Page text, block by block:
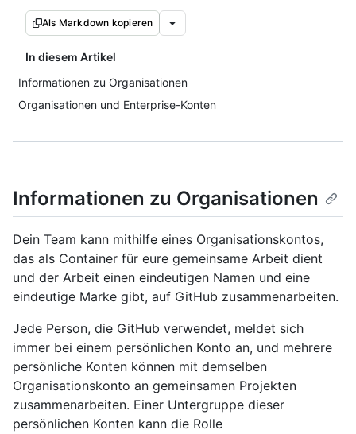
Als Markdown kopieren
In diesem Artikel
Informationen zu Organisationen
Organisationen und Enterprise-Konten
Informationen zu Organisationen
Dein Team kann mithilfe eines Organisationskontos,
das als Container für eure gemeinsame Arbeit dient
und der Arbeit einen eindeutigen Namen und eine
eindeutige Marke gibt, auf GitHub zusammenarbeiten.
Jede Person, die GitHub verwendet, meldet sich
immer bei einem persönlichen Konto an, und mehrere
persönliche Konten können mit demselben
Organisationskonto an gemeinsamen Projekten
zusammenarbeiten. Einer Untergruppe dieser
persönlichen Konten kann die Rolle